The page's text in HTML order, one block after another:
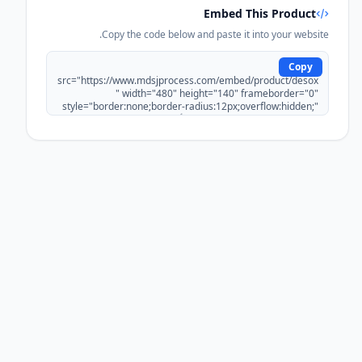
Embed This Product
Copy the code below and paste it into your website.
Copy